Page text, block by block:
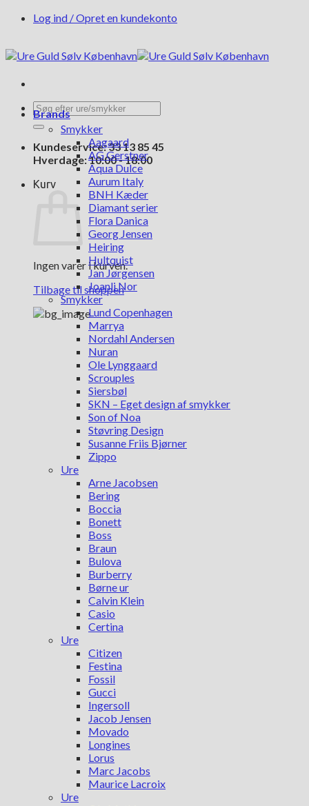
FortsætLog ind / Opret en kundekonto
Søg
efter:
Kundeservice: 33 13 85 45
Hverdage: 10:00 - 18:00
Kurv
Ingen varer i kurven.
Tilbage til shoppen
Brands
Smykker
Aagaard
AG Gerstner
Aqua Dulce
Aurum Italy
BNH Kæder
Diamant serier
Flora Danica
Georg Jensen
Heiring
Hultquist
Jan Jørgensen
Joanli Nor
Smykker
Lund Copenhagen
Marrya
Nordahl Andersen
Nuran
Ole Lynggaard
Scrouples
Siersbøl
SKN – Eget design af smykker
Son of Noa
Støvring Design
Susanne Friis Bjørner
Zippo
Ure
Arne Jacobsen
Bering
Boccia
Bonett
Boss
Braun
Bulova
Burberry
Børne ur
Calvin Klein
Casio
Certina
Ure
Citizen
Festina
Fossil
Gucci
Ingersoll
Jacob Jensen
Movado
Longines
Lorus
Marc Jacobs
Maurice Lacroix
Ure